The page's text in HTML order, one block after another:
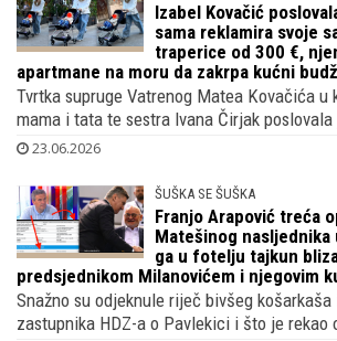
Izabel Kovačić
sama reklamira svoje
traperice od 300 €,
apartmane na moru da zakrpa kućni
Tvrtka supruge Vatrenog Matea Kovačića u
mama i tata te sestra Ivana Čirjak poslovala
23.06.2026
ŠUŠKA SE ŠUŠKA
Franjo Arapović treća
Matešinog nasljednika
ga u fotelju tajkun
predsjednikom Milanovićem i njegovim
Snažno su odjeknule riječ bivšeg
zastupnika HDZ-a o Pavlekici i što je rekao